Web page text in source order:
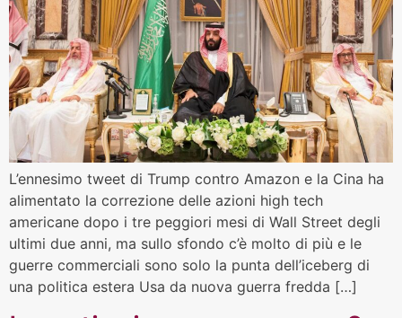
L’ennesimo tweet di Trump contro Amazon e la Cina ha
alimentato la correzione delle azioni high tech
americane dopo i tre peggiori mesi di Wall Street degli
ultimi due anni, ma sullo sfondo c’è molto di più e le
guerre commerciali sono solo la punta dell’iceberg di
una politica estera Usa da nuova guerra fredda […]